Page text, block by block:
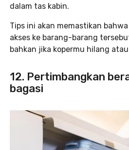
dalam tas kabin.
Tips ini akan memastikan
akses ke barang-barang
bahkan jika kopermu hilang
12. Pertimbangkan
bagasi